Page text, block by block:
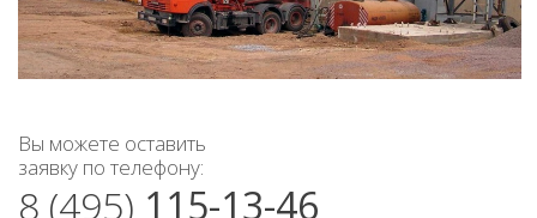
Вы можете оставить
заявку по телефону:
8 (495) 115-13-46